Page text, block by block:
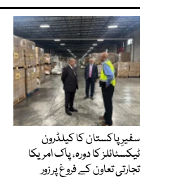
سفیرِ پاکستان کا کیلڈرون
ٹیکسٹائلز کا دورہ، پاک امریکا
تجارتی تعاون کے فروغ پر زور